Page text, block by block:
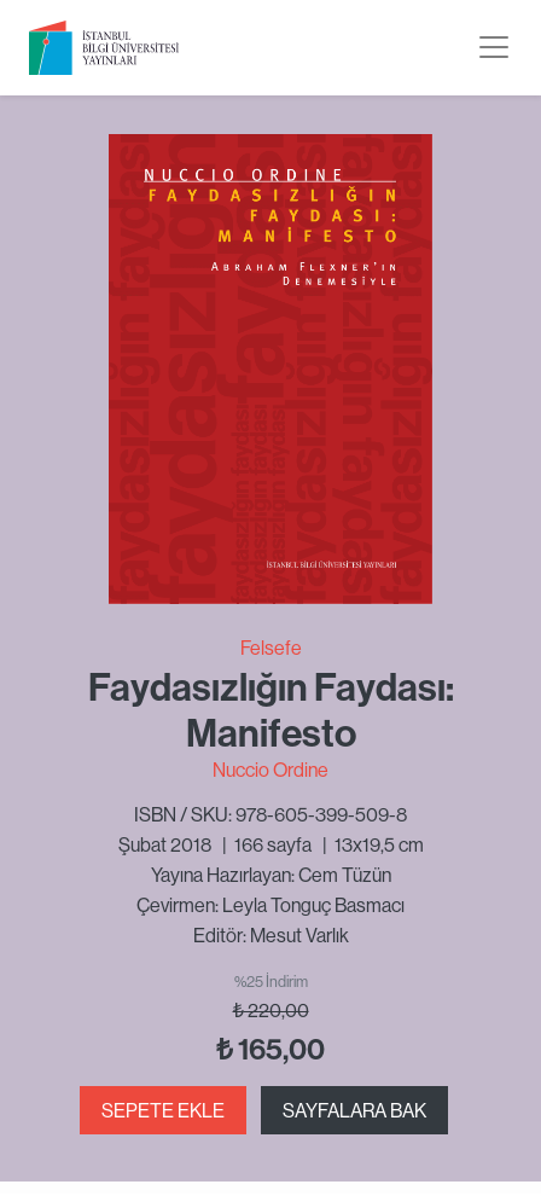
Felsefe
Faydasızlığın Faydası:
Manifesto
Nuccio Ordine
ISBN / SKU: 978-605-399-509-8
Şubat 2018 | 166sayfa | 13x19,5 cm
Yayına Hazırlayan: Cem Tüzün
Çevirmen: Leyla Tonguç Basmacı
Editör: Mesut Varlık
%25 İndirim
₺220,00
₺165,00
SEPETE EKLE SAYFALARA BAK